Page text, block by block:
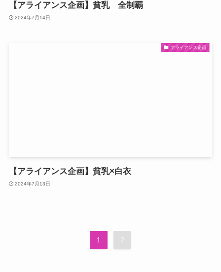
【アライアンス企画】貧乳 全制覇
2024年7月14日
アライアンス企画
【アライアンス企画】貧乳×白衣
2024年7月13日
1 2